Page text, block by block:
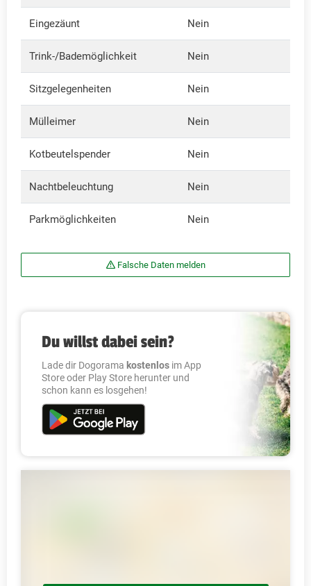
Eingezäunt Nein
Trink-/Bademöglichkeit Nein
Sitzgelegenheiten Nein
Mülleimer Nein
Kotbeutelspender Nein
Nachtbeleuchtung Nein
Parkmöglichkeiten Nein
Falsche Daten melden
Du willst dabei sein?
Lade dir Dogorama kostenlos im App
Store oder Play Store herunter und
schon kann es losgehen!